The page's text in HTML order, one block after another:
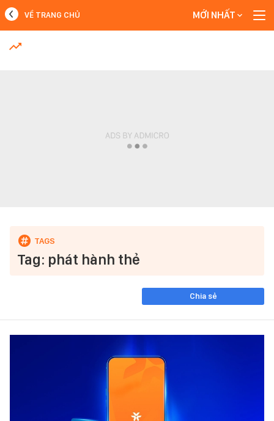
MỚI NHẤT
VỀ TRANG CHỦ MỚI NHẤT
Tag: phát hành thẻ
Chia sẻ